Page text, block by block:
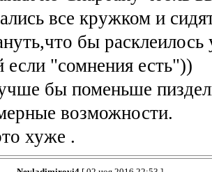
все кружком и
бы
если "сомнения есть"))
бы поменьше
возможности.
хуже .